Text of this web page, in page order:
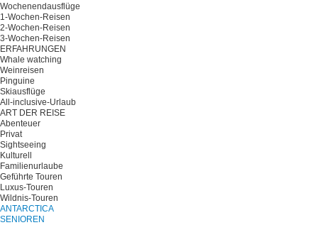
Wochenendausflüge
1-Wochen-Reisen
2-Wochen-Reisen
3-Wochen-Reisen
ERFAHRUNGEN
Whale watching
Weinreisen
Pinguine
Skiausflüge
All-inclusive-Urlaub
ART DER REISE
Abenteuer
Privat
Sightseeing
Kulturell
Familienurlaube
Geführte Touren
Luxus-Touren
Wildnis-Touren
ANTARCTICA
SENIOREN